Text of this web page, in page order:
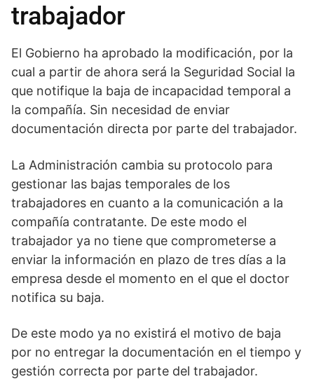
trabajador
El Gobierno ha aprobado la modificación, por la
cual a partir de ahora será la Seguridad Social la
que notifique la baja de incapacidad temporal a
la compañía. Sin necesidad de enviar
documentación directa por parte del trabajador.
La Administración cambia su protocolo para
gestionar las bajas temporales de los
trabajadores en cuanto a la comunicación a la
compañía contratante. De este modo el
trabajador ya no tiene que comprometerse a
enviar la información en plazo de tres días a la
empresa desde el momento en el que el doctor
notifica su baja.
De este modo ya no existirá el motivo de baja
por no entregar la documentación en el tiempo y
gestión correcta por parte del trabajador.